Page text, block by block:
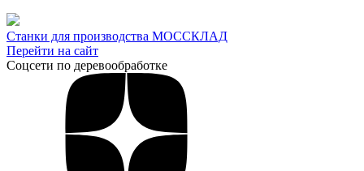
Станки для производства МОССКЛАД
Перейти на сайт
Соцсети по деревообработке